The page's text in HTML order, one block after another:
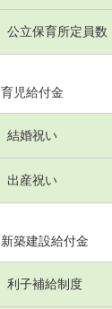
公立保育所定員数
育児給付金
結婚祝い
出産祝い
新築建設給付金
利子補給制度